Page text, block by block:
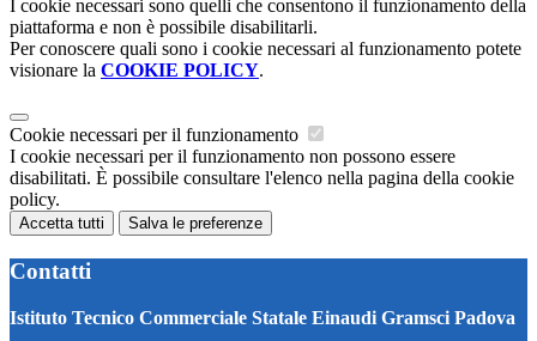
I cookie necessari sono quelli che consentono il funzionamento della
piattaforma e non è possibile disabilitarli.
Per conoscere quali sono i cookie necessari al funzionamento potete
visionare la COOKIE POLICY.
Cookie necessari per il funzionamento
I cookie necessari per il funzionamento non possono essere
disabilitati. È possibile consultare l'elenco nella pagina della cookie
policy.
Accetta tutti Salva le preferenze
Contatti
Istituto Tecnico Commerciale Statale Einaudi Gramsci Padova